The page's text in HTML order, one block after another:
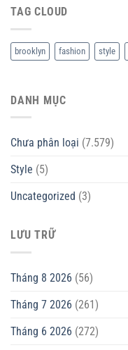
TAG CLOUD
brooklyn fashion style
DANH MỤC
Chưa phân loại (7.579)
Style (5)
Uncategorized (3)
LƯU TRỮ
Tháng 8 2026 (56)
Tháng 7 2026 (261)
Tháng 6 2026 (272)